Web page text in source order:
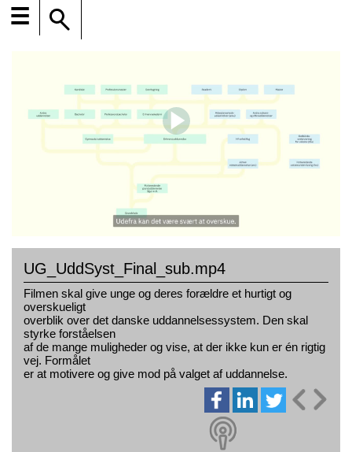
☰
UG_UddSyst_Final_sub.mp4
Filmen skal give unge og deres forældre et hurtigt og
overskueligt
overblik over det danske uddannelsessystem. Den skal
styrke forståelsen
af de mange muligheder og vise, at der ikke kun er én rigtig
vej. Formålet
er at motivere og give mod på valget af uddannelse.